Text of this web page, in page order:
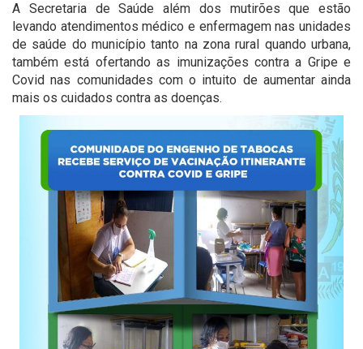
A Secretaria de Saúde além dos mutirões que estão
levando atendimentos médico e enfermagem nas unidades
de saúde do município tanto na zona rural quando urbana,
também está ofertando as imunizações contra a Gripe e
Covid nas comunidades com o intuito de aumentar ainda
mais os cuidados contra as doenças.